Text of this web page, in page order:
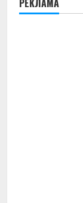
РЕКЛАМА